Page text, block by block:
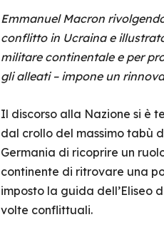
Emmanuel Macron
conflitto in Ucraina e
militare continentale e per
gli alleati – impone un
Il discorso alla Nazione si è
dal crollo del massimo tabù
Germania di ricoprire un
continente di ritrovare una
imposto la guida dell’Eliseo
volte conflittuali.